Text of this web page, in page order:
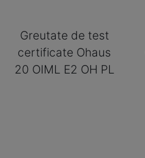
Greutate de test
certificate Ohaus
20 OIML E2 OH PL